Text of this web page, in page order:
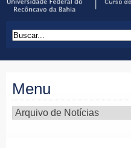
Menu